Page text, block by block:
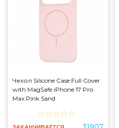
Чехол Silicone Case Full Cover
with MagSafe iPhone 17 Pro
Max Pink Sand